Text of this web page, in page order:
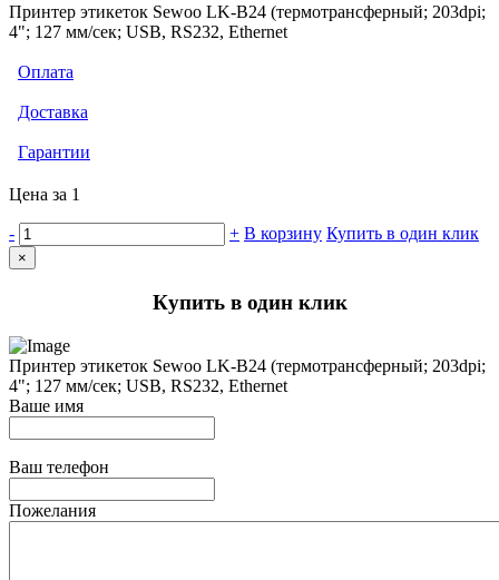
Принтер этикеток Sewoo LK-B24 (термотрансферный; 203dpi;
4"; 127 мм/сек; USB, RS232, Ethernet
Оплата
Доставка
Гарантии
Цена за 1
- + В корзину Купить в один клик
×
Купить в один клик
Принтер этикеток Sewoo LK-B24 (термотрансферный; 203dpi;
4"; 127 мм/сек; USB, RS232, Ethernet
Ваше имя
Ваш телефон
Пожелания